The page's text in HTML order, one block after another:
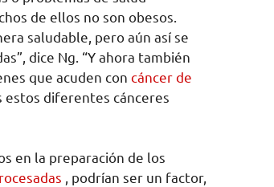
de ellos no son obesos.
saludable, pero aún así se
dice Ng. “Y ahora también
que acuden con cáncer de
estos diferentes cánceres
en la preparación de los
, podrían ser un factor,